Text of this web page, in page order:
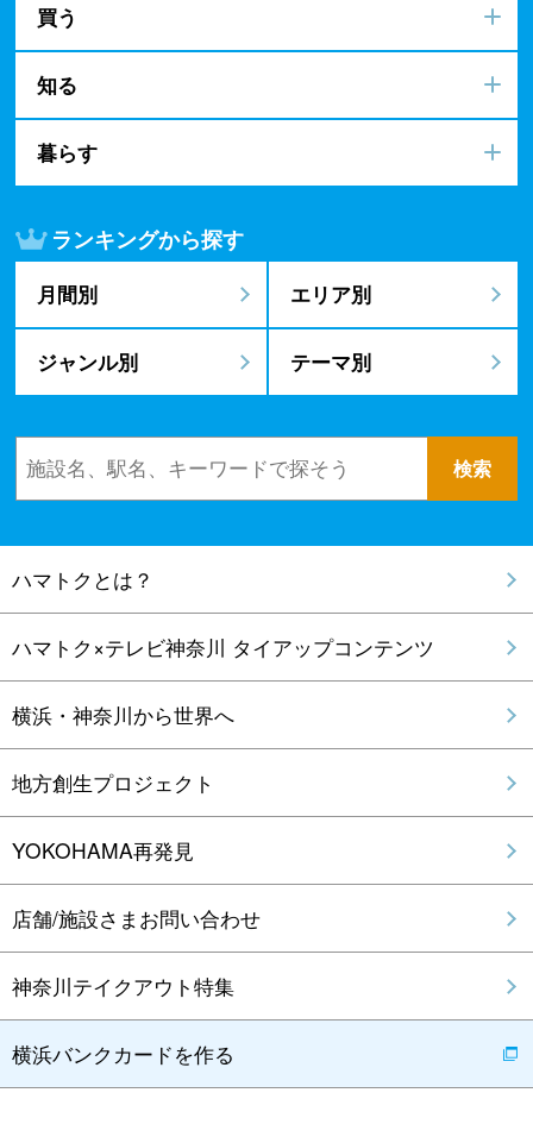
買う
知る
暮らす
ランキングから探す
月間別 エリア別
ジャンル別 テーマ別
ハマトクとは？
ハマトク×テレビ神奈川 タイアップコンテンツ
横浜・神奈川から世界へ
地方創生プロジェクト
YOKOHAMA再発見
店舗/施設さまお問い合わせ
神奈川テイクアウト特集
横浜バンクカードを作る